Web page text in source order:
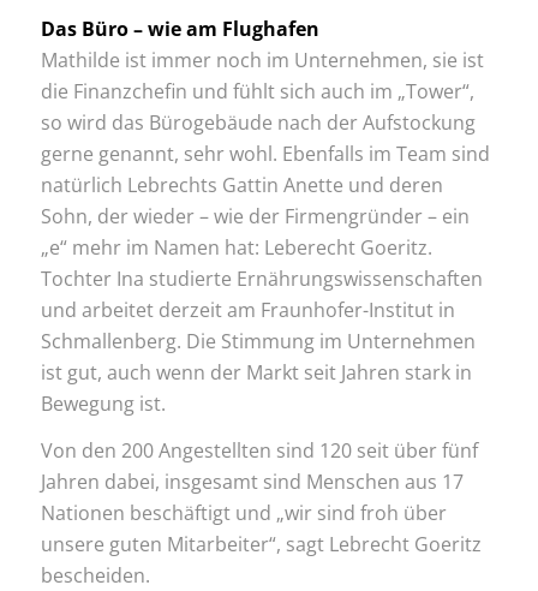
Das Büro – wie am Flughafen
Mathilde ist immer noch im Unternehmen, sie ist
die Finanzchefin und fühlt sich auch im „Tower“,
so wird das Bürogebäude nach der Aufstockung
gerne genannt, sehr wohl. Ebenfalls im Team sind
natürlich Lebrechts Gattin Anette und deren
Sohn, der wieder – wie der Firmengründer – ein
„e“ mehr im Namen hat: Leberecht Goeritz.
Tochter Ina studierte Ernährungswissenschaften
und arbeitet derzeit am Fraunhofer-Institut in
Schmallenberg. Die Stimmung im Unternehmen
ist gut, auch wenn der Markt seit Jahren stark in
Bewegung ist.
Von den 200 Angestellten sind 120 seit über fünf
Jahren dabei, insgesamt sind Menschen aus 17
Nationen beschäftigt und „wir sind froh über
unsere guten Mitarbeiter“, sagt Lebrecht Goeritz
bescheiden.